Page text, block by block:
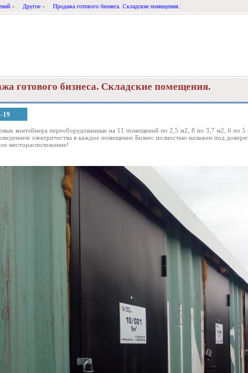
» Другое» Продажа готового бизнеса. Складские помещения.
готового бизнеса. Складские помещения.
19
контейнера переоборудованные на 11 помещений по 2,5 м2, 8 по 3,7 м2, 6 по
электричества в каждое помещение.Бизнес полностью налажен под
месторасположение!